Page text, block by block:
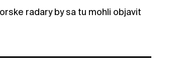
radary by sa tu mohli objavit